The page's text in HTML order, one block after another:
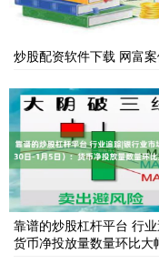
炒股配资软件下载 网富
靠谱的炒股杠杆平台 行
货币净投放量数量环比大